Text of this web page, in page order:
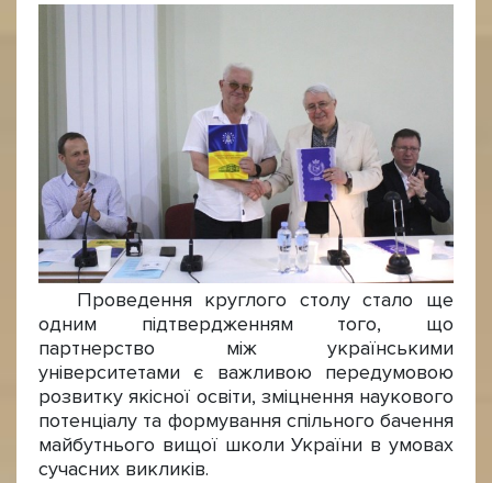
Проведення круглого столу стало ще
одним підтвердженням того, що
партнерство між українськими
університетами є важливою передумовою
розвитку якісної освіти, зміцнення наукового
потенціалу та формування спільного бачення
майбутнього вищої школи України в умовах
сучасних викликів.